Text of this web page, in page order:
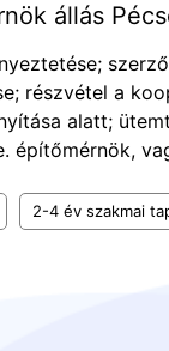
állás
részvétel a
alatt;
építőmérnök,
2-4 év szakmai